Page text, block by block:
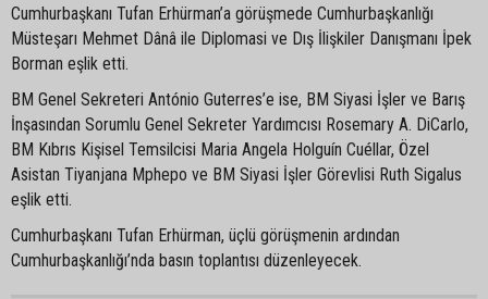
Cumhurbaşkanı Tufan Erhürman’a görüşmede Cumhurbaşkanlığı
Müsteşarı Mehmet Dânâ ile Diplomasi ve Dış İlişkiler Danışmanı İpek
Borman eşlik etti.
BM Genel Sekreteri António Guterres’e ise, BM Siyasi İşler ve Barış
İnşasından Sorumlu Genel Sekreter Yardımcısı Rosemary A. DiCarlo,
BM Kıbrıs Kişisel Temsilcisi Maria Angela Holguín Cuéllar, Özel
Asistan Tiyanjana Mphepo ve BM Siyasi İşler Görevlisi Ruth Sigalus
eşlik etti.
Cumhurbaşkanı Tufan Erhürman, üçlü görüşmenin ardından
Cumhurbaşkanlığı’nda basın toplantısı düzenleyecek.